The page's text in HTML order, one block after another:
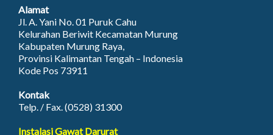
Alamat
Jl. A. Yani No. 01 Puruk Cahu
Kelurahan Beriwit Kecamatan Murung
Kabupaten Murung Raya,
Provinsi Kalimantan Tengah – Indonesia
Kode Pos 73911
Kontak
Telp. / Fax. (0528) 31300
Instalasi Gawat Darurat